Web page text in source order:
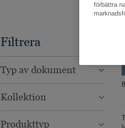
Filtrera
Typ av dokument
Kollektion
Produkttyp
förbättra